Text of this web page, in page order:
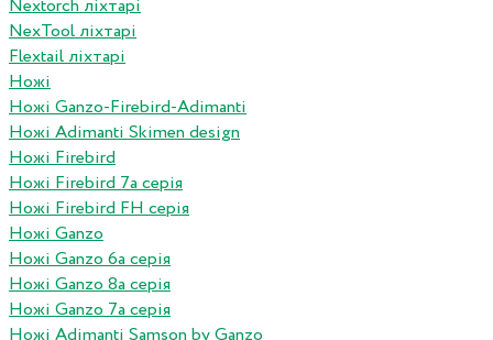
Nextorch ліхтарі
NexTool ліхтарі
Flextail ліхтарі
Ножі
Ножі Ganzo-Firebird-Adimanti
Ножі Adimanti Skimen design
Ножі Firebird
Ножі Firebird 7а серія
Ножі Firebird FH серія
Ножі Ganzo
Ножі Ganzo 6а серія
Ножі Ganzo 8а серія
Ножі Ganzo 7а серія